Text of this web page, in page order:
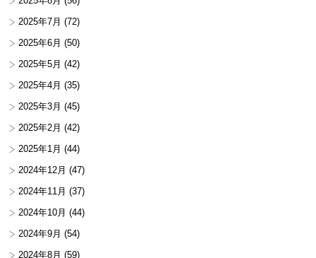
2025年7月 (72)
2025年6月 (50)
2025年5月 (42)
2025年4月 (35)
2025年3月 (45)
2025年2月 (42)
2025年1月 (44)
2024年12月 (47)
2024年11月 (37)
2024年10月 (44)
2024年9月 (54)
2024年8月 (59)